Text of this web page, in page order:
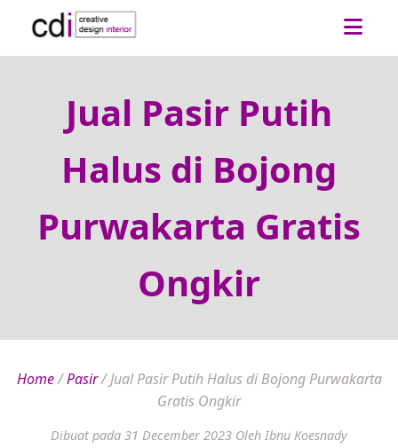
Jual Pasir Putih
Halus di Bojong
Purwakarta Gratis
Ongkir
Home/Pasir/Jual Pasir Putih Halus di Bojong Purwakarta
Gratis Ongkir
Dibuat pada 31 December 2023 Oleh Ibnu Koesnady